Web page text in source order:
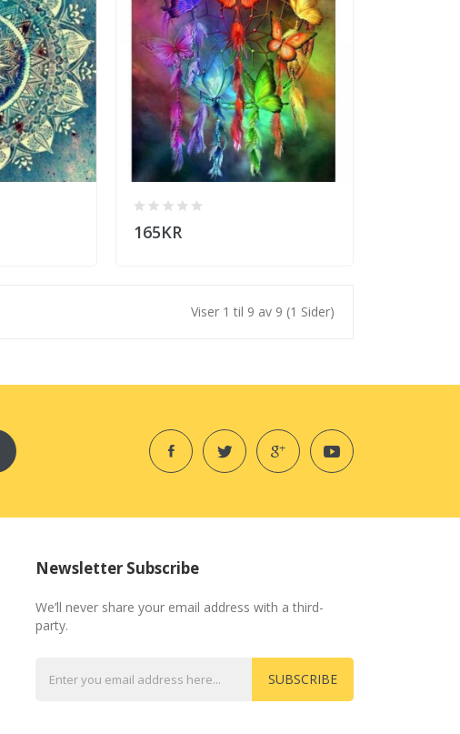
165KR
Viser 1 til 9 av 9 (1 Sider)
Newsletter Subscribe
We’ll never share your email address with a third-
party.
SUBSCRIBE